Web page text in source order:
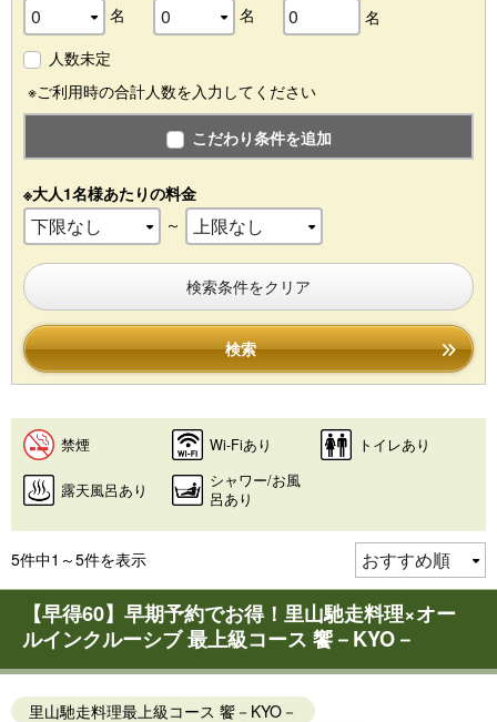
名
名
名
人数未定
※ご利用時の合計人数を入力してください
こだわり条件を追加
※大人1名様あたりの料金
～
検索条件をクリア
検索
禁煙 Wi-Fiあり トイレあり
露天風呂あり
シャワー/お風
呂あり
5件中1～5件を表示
【早得60】早期予約でお得！里山馳走料理×オー
ルインクルーシブ 最上級コース 饗－KYO－
里山馳走料理最上級コース 饗－KYO－